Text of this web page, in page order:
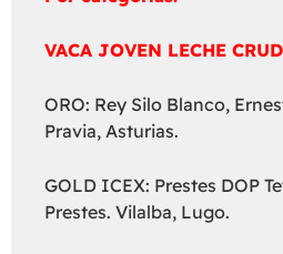
VACA JOVEN LECHE
ORO: Rey Silo Blanco,
Pravia, Asturias.
GOLD ICEX: Prestes DOP
Prestes. Vilalba, Lugo.